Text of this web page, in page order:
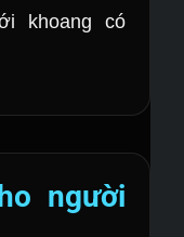
khoang có
người